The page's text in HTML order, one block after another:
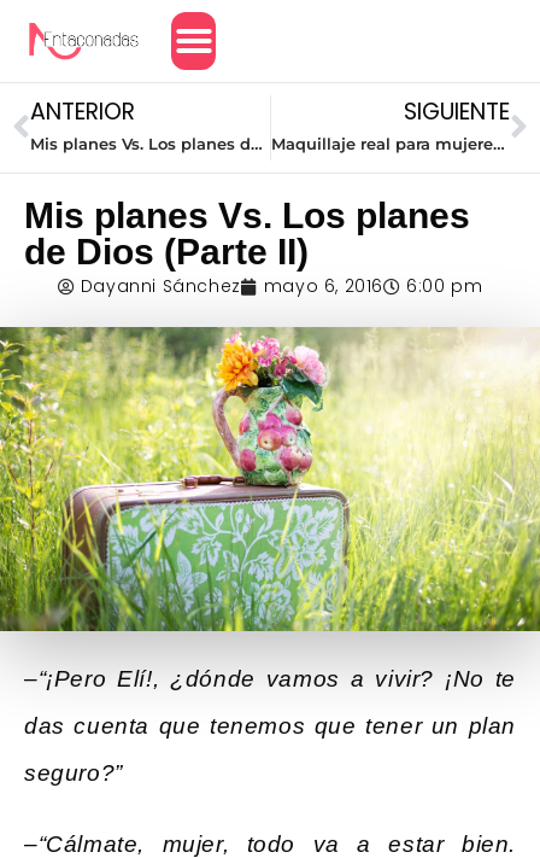
ANTERIOR
Mis planes Vs. Los planes de Dios (Parte I)
SIGUIENTE
Maquillaje real para mujeres reales
Mis planes Vs. Los planes
de Dios (Parte II)
Dayanni Sánchez mayo 6, 2016 6:00 pm
–“¡Pero Elí!, ¿dónde vamos a vivir? ¡No te
das cuenta que tenemos que tener un plan
seguro?”
–“Cálmate, mujer, todo va a estar bien.